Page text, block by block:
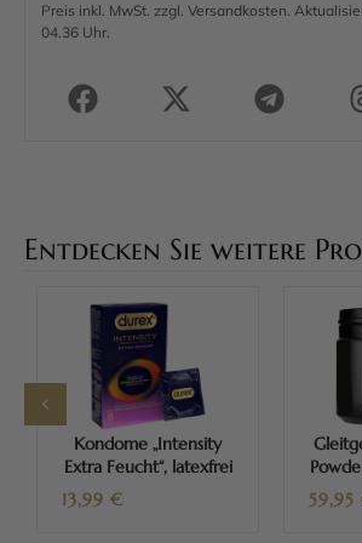
Preis inkl. MwSt. zzgl. Versandkosten.
04.36 Uhr.
Entdecken Sie weitere
Kondome „Intensity
Extra Feucht“, latexfrei
13,99 €
59,95